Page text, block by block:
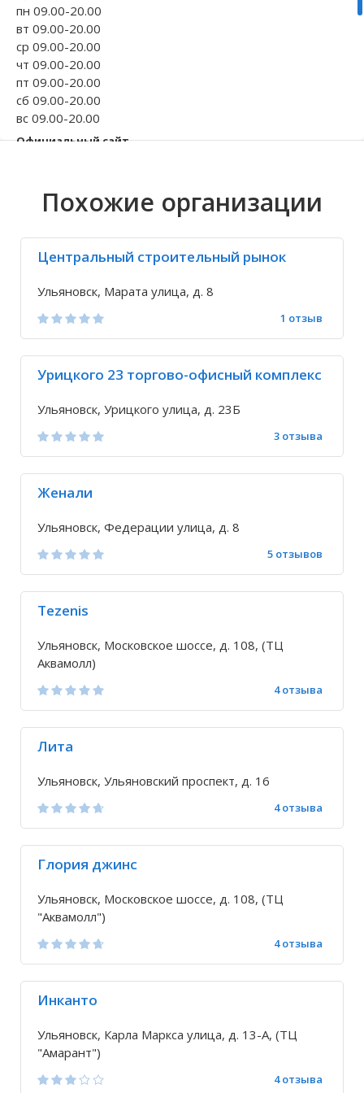
Волгоградская область
Кировоградская область
Восточно-Казахстанская область
Архангельское
пн 09.00-20.00
вт 09.00-20.00
ср 09.00-20.00
чт 09.00-20.00
пт 09.00-20.00
сб 09.00-20.00
вс 09.00-20.00
Официальный сайт
+7 929 793-73-...
Похожие организации
Центральный строительный рынок
Ульяновск, Марата улица, д. 8
1 отзыв
Урицкого 23 торгово-офисный комплекс
Ульяновск, Урицкого улица, д. 23Б
3 отзыва
Женали
Ульяновск, Федерации улица, д. 8
5 отзывов
Tezenis
Ульяновск, Московское шоссе, д. 108, (ТЦ
Аквамолл)
4 отзыва
Лита
Ульяновск, Ульяновский проспект, д. 16
4 отзыва
Глория джинс
Ульяновск, Московское шоссе, д. 108, (ТЦ
"Аквамолл")
4 отзыва
Инканто
Ульяновск, Карла Маркса улица, д. 13-А, (ТЦ
"Амарант")
4 отзыва